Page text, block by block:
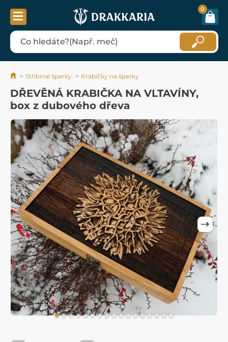
0
Stříbrné šperky Krabičky na šperky
DŘEVĚNÁ KRABIČKA NA VLTAVÍNY,
box z dubového dřeva